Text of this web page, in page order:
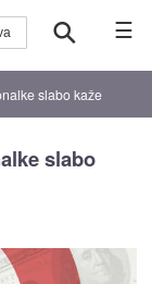
☰
slabo kaže
slabo